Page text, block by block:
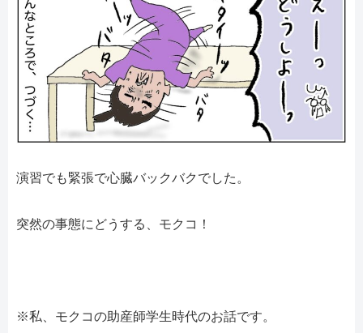
演習でも緊張で心臓バックバクでした。
突然の事態にどうする、モクコ！
※私、モクコの助産師学生時代のお話です。